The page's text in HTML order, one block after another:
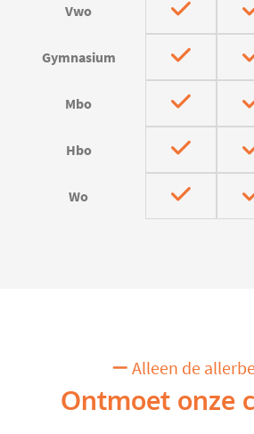
Vwo
Gymnasium
Mbo
Hbo
Wo
Alleen de
Ontmoet onze